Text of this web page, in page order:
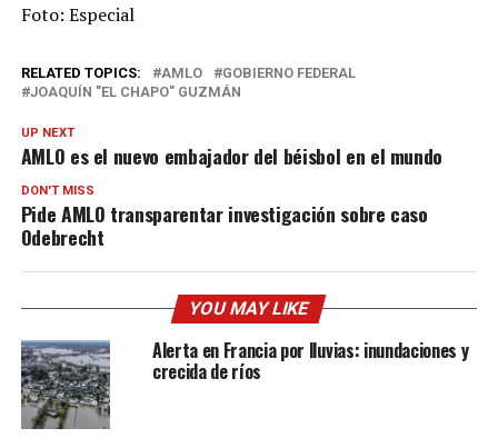
Foto: Especial
RELATED TOPICS: AMLO
GOBIERNO FEDERAL
JOAQUÍN "EL CHAPO" GUZMÁN
UP NEXT
AMLO es el nuevo embajador del béisbol en el mundo
DON'T MISS
Pide AMLO transparentar investigación sobre caso
Odebrecht
YOU MAY LIKE
Alerta en Francia por lluvias: inundaciones y
crecida de ríos